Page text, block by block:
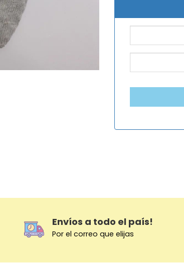
Envíos a todo el país!
Por el correo que elijas